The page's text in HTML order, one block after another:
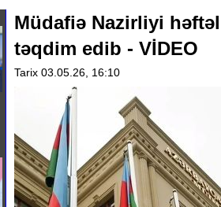
Müdafiə Nazirliyi
təqdim edib - VİDEO
Tarix 03.05.26, 16:10